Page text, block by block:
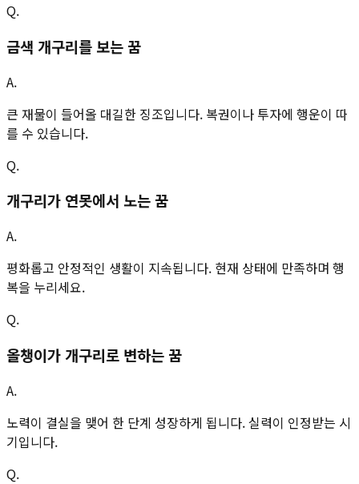
Q.
금색 개구리를 보는 꿈
A.
큰 재물이 들어올 대길한 징조입니다. 복권이나 투자에 행운이 따
를 수 있습니다.
Q.
개구리가 연못에서 노는 꿈
A.
평화롭고 안정적인 생활이 지속됩니다. 현재 상태에 만족하며 행
복을 누리세요.
Q.
올챙이가 개구리로 변하는 꿈
A.
노력이 결실을 맺어 한 단계 성장하게 됩니다. 실력이 인정받는 시
기입니다.
Q.